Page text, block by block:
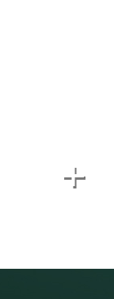
+